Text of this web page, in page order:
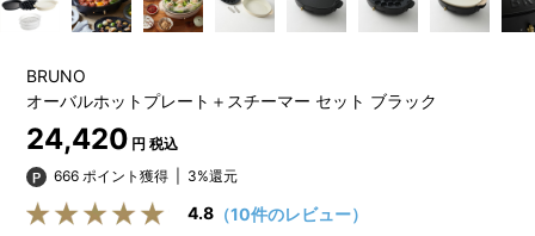
BRUNO
オーバルホットプレート＋スチーマー セット ブラック
24,420 円 税込
666 ポイント獲得
3%還元
4.8 （10件のレビュー）